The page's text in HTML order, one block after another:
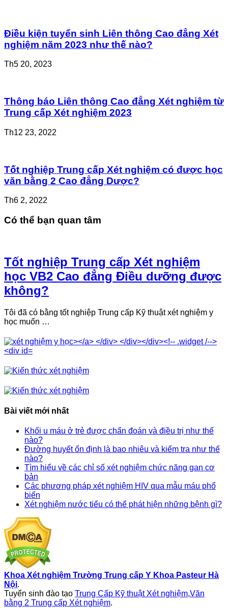
Điều kiện tuyển sinh Liên thông Cao đẳng Xét
nghiệm năm 2023 như thế nào?
Th5 20, 2023
Thông báo Liên thông Cao đẳng Xét nghiệm từ
Trung cấp Xét nghiệm 2023
Th12 23, 2022
Tốt nghiệp Trung cấp Xét nghiệm có được học
văn bằng 2 Cao đẳng Dược?
Th6 2, 2022
Có thể bạn quan tâm
Tốt nghiệp Trung cấp Xét nghiệm
học VB2 Cao đẳng Điều dưỡng được
không?
Tôi đã có bằng tốt nghiệp Trung cấp Kỹ thuật xét nghiệm y
học muốn …
Bài viết mới nhất
Khối u máu ở trẻ được chẩn đoán và điều trị như thế
nào?
Đường huyết ổn định là bao nhiêu và kiểm tra như thế
nào?
Tìm hiểu về các chỉ số xét nghiệm chức năng gan cơ
bản
Các phương pháp xét nghiệm HIV qua mẫu máu phổ
biến
Xét nghiệm nước tiểu có thể phát hiện những bệnh gì?
Khoa Xét nghiệm Trường Trung cấp Y Khoa Pasteur Hà
Nội.
Tuyển sinh đào tạo Trung Cấp Kỹ thuật Xét nghiệm,Văn
bằng 2 Trung cấp Xét nghiệm.